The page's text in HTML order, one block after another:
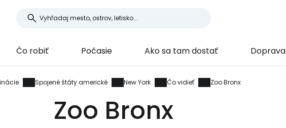
Čo robiť Počasie Ako sa tam dostať Doprava
Spojené štáty americké New York Čo vidieť Zoo Bronx
Zoo Bronx